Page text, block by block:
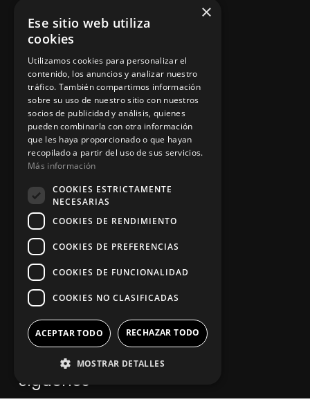
Contacto
Información legal
Política de privacidad
Aviso legal
App Zine Hostelería
Síguenos
×
Ese sitio web utiliza
cookies
Utilizamos cookies para personalizar el
contenido, los anuncios y analizar nuestro
tráfico. También compartimos información
sobre su uso de nuestro sitio con nuestros
socios de publicidad y análisis, quienes
pueden combinarla con otra información
que les haya proporcionado o que hayan
recopilado a partir del uso de sus servicios.
Más información
COOKIES ESTRICTAMENTE
NECESARIAS
COOKIES DE RENDIMIENTO
COOKIES DE PREFERENCIAS
COOKIES DE FUNCIONALIDAD
COOKIES NO CLASIFICADAS
ACEPTAR TODO RECHAZAR TODO
MOSTRAR DETALLES